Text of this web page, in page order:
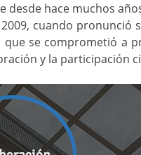
hace muchos
cuando pronunció
que se comprometió a
y la participación